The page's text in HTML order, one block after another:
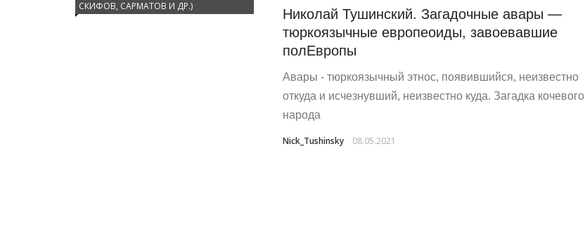
СКИФОВ, САРМАТОВ И ДР.)
Николай Тушинский. Загадочные авары —
тюркоязычные европеоиды, завоевавшие
полЕвропы
Авары - тюркоязычный этнос, появившийся, неизвестно
откуда и исчезнувший, неизвестно куда. Загадка кочевого
народа
Nick_Tushinsky 08.05.2021